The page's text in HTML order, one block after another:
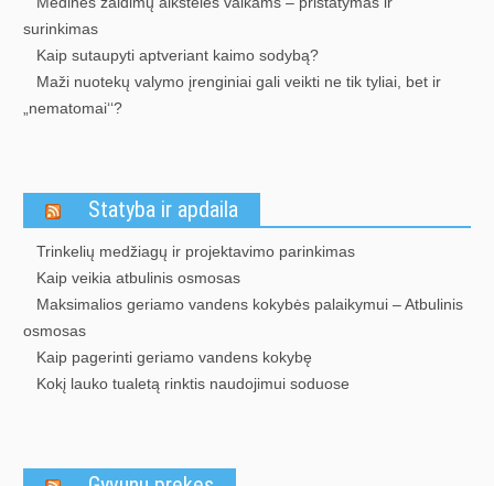
surinkimas
Kaip sutaupyti aptveriant kaimo sodybą?
Maži nuotekų valymo įrenginiai gali veikti ne tik tyliai, bet ir
„nematomai‘‘?
Statyba ir apdaila
Trinkelių medžiagų ir projektavimo parinkimas
Kaip veikia atbulinis osmosas
Maksimalios geriamo vandens kokybės palaikymui – Atbulinis
osmosas
Kaip pagerinti geriamo vandens kokybę
Kokį lauko tualetą rinktis naudojimui soduose